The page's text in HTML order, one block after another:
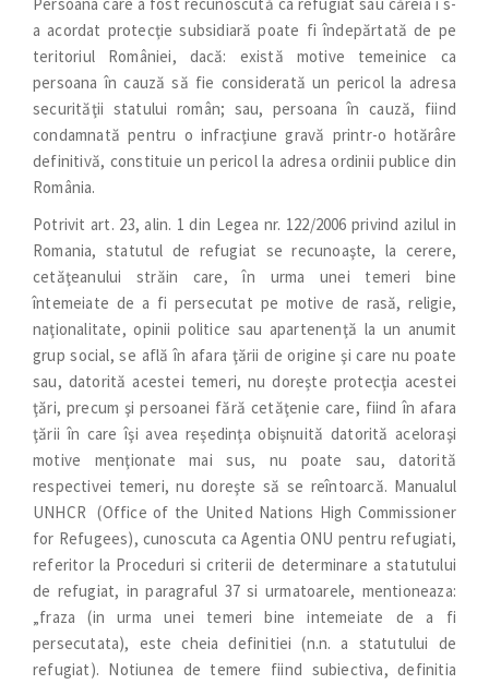
a acordat protecţie subsidiară poate fi îndepărtată de pe
teritoriul României, dacă: există motive temeinice ca
persoana în cauză să fie considerată un pericol la adresa
securităţii statului român; sau, persoana în cauză, fiind
condamnată pentru o infracţiune gravă printr-o hotărâre
definitivă, constituie un pericol la adresa ordinii publice din
România.
Potrivit art. 23, alin. 1 din Legea nr. 122/2006 privind azilul in
Romania, statutul de refugiat se recunoaşte, la cerere,
cetăţeanului străin care, în urma unei temeri bine
întemeiate de a fi persecutat pe motive de rasă, religie,
naţionalitate, opinii politice sau apartenenţă la un anumit
grup social, se află în afara ţării de origine şi care nu poate
sau, datorită acestei temeri, nu doreşte protecţia acestei
ţări, precum şi persoanei fără cetăţenie care, fiind în afara
ţării în care îşi avea reşedinţa obişnuită datorită aceloraşi
motive menţionate mai sus, nu poate sau, datorită
respectivei temeri, nu doreşte să se reîntoarcă. Manualul
UNHCR (Office of the United Nations High Commissioner
for Refugees), cunoscuta ca Agentia ONU pentru refugiati,
referitor la Proceduri si criterii de determinare a statutului
de refugiat, in paragraful 37 si urmatoarele, mentioneaza:
„fraza (in urma unei temeri bine intemeiate de a fi
persecutata), este cheia definitiei (n.n. a statutului de
refugiat). Notiunea de temere fiind subiectiva, definitia